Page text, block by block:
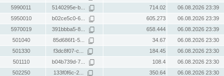
5990011 5140295e-b... 714.02
06.08.2026 23:39
5950010 b02ce5c0-6... 605.273
06.08.2026 23:39
5970019 391bbba5-8... 658.444
06.08.2026 23:39
501040 85d686f1-5... 34.67
06.08.2026 23:30
501330 f3dc8f07-c... 184.45
06.08.2026 23:30
501110 b04b739d-7... 108.4
06.08.2026 23:30
502250 133f0f6c-2... 350.64
06.08.2026 23:30